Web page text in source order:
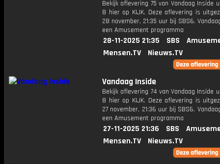
Bekijk aflevering 75 van Vandaag Inside
8 hier op KIJK. Deze aflevering is
28 november, 21:35 uur bij SBS6.
een Amusement programma
28-11-2025 21:35 SBS
Mensen.TV
Nieuws.TV
Vandaag Inside
Bekijk aflevering 74 van Vandaag Inside
8 hier op KIJK. Deze aflevering is
27 november, 21:36 uur bij SBS6.
een Amusement programma
27-11-2025 21:36 SBS
Mensen.TV
Nieuws.TV